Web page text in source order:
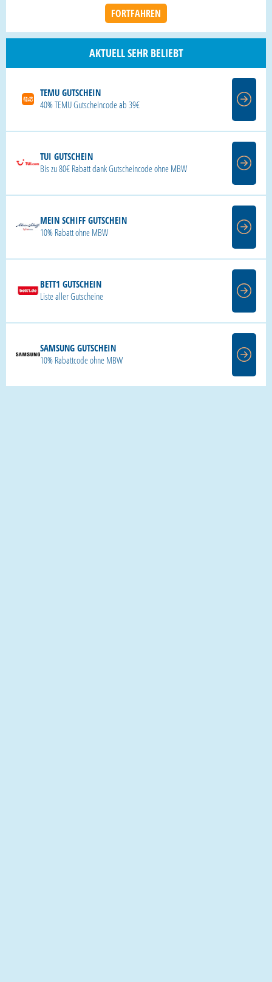
AKTUELL SEHR BELIEBT
TEMU GUTSCHEIN
40% TEMU Gutscheincode ab 39€
TUI GUTSCHEIN
Bis zu 80€ Rabatt dank Gutscheincode ohne MBW
MEIN SCHIFF GUTSCHEIN
10% Rabatt ohne MBW
BETT1 GUTSCHEIN
Liste aller Gutscheine
SAMSUNG GUTSCHEIN
10% Rabattcode ohne MBW